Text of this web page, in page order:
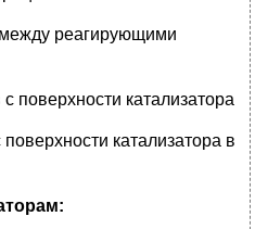
реагирующими
поверхности катализатора
катализатора в